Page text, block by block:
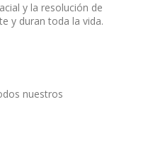
y la resolución de
y duran toda la vida.
nuestros